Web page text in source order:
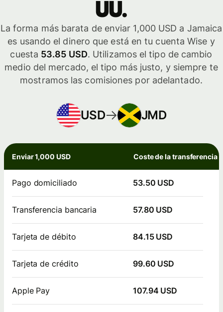
UU.
La forma más barata de enviar 1,000 USD a Jamaica
es usando el dinero que está en tu cuenta Wise y
cuesta 53.85 USD. Utilizamos el tipo de cambio
medio del mercado, el tipo más justo, y siempre te
mostramos las comisiones por adelantado.
USD JMD
Enviar 1,000 USD Coste de la transferencia
Pago domiciliado 53.50 USD
Transferencia bancaria 57.80 USD
Tarjeta de débito 84.15 USD
Tarjeta de crédito 99.60 USD
Apple Pay 107.94 USD